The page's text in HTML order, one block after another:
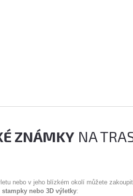
ZNÁMKY NA
nebo v jeho blízkém okolí můžete
stampky nebo 3D výletky: